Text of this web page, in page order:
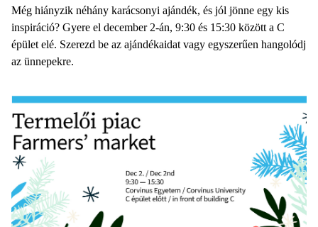
Még hiányzik néhány karácsonyi ajándék, és jól jönne egy kis
inspiráció? Gyere el december 2-án, 9:30 és 15:30 között a C
épület elé. Szerezd be az ajándékaidat vagy egyszerűen hangolódj
az ünnepekre.